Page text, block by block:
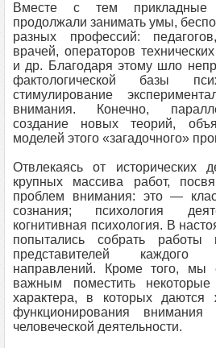
Вместе с тем прикладные
продолжали занимать умы,
разных профессий:
врачей, операторов
и др. Благодаря этому шло
фактологической базы
стимулирование
внимания. Конечно,
создание новых теорий,
моделей этого «загадочного»
Отвлекаясь от исторических
крупных массива работ,
проблем внимания: это —
сознания; психология
когнитивная психология. В
попытались собрать работы
представителей
направлений. Кроме того, мы
важным поместить некоторые
характера, в которых даются
функционирования
человеческой деятельности.